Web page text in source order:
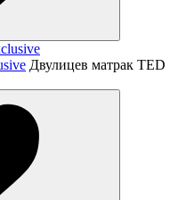
Двулицев матрак TED